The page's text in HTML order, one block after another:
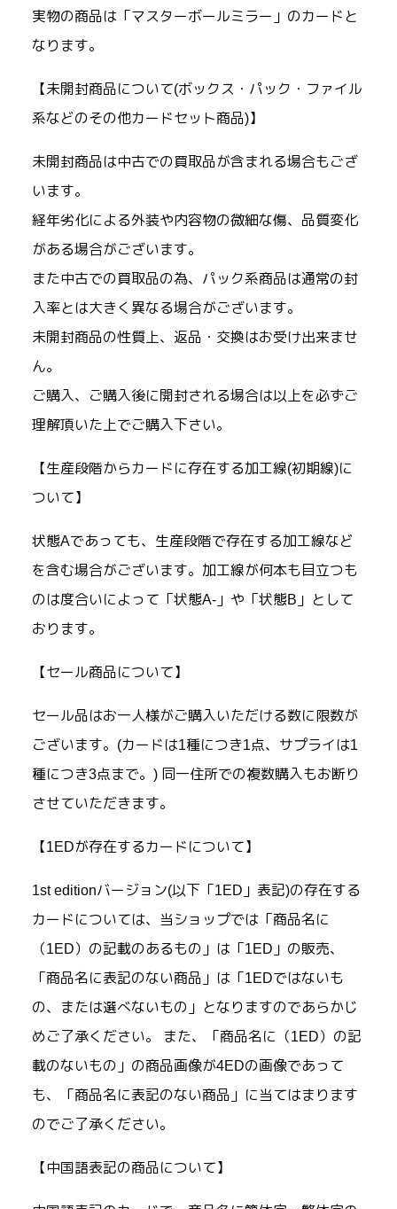
実物の商品は「マスターボールミラー」のカードと
なります。
【未開封商品について(ボックス・パック・ファイル
系などのその他カードセット商品)】
未開封商品は中古での買取品が含まれる場合もござ
います。
経年劣化による外装や内容物の微細な傷、品質変化
がある場合がございます。
また中古での買取品の為、パック系商品は通常の封
入率とは大きく異なる場合がございます。
未開封商品の性質上、返品・交換はお受け出来ませ
ん。
ご購入、ご購入後に開封される場合は以上を必ずご
理解頂いた上でご購入下さい。
【生産段階からカードに存在する加工線(初期線)に
ついて】
状態Aであっても、生産段階で存在する加工線など
を含む場合がございます。加工線が何本も目立つも
のは度合いによって「状態A-」や「状態B」として
おります。
【セール商品について】
セール品はお一人様がご購入いただける数に限数が
ございます。(カードは1種につき1点、サプライは1
種につき3点まで。) 同一住所での複数購入もお断り
させていただきます。
【1EDが存在するカードについて】
1st editionバージョン(以下「1ED」表記)の存在する
カードについては、当ショップでは「商品名に
（1ED）の記載のあるもの」は「1ED」の販売、
「商品名に表記のない商品」は「1EDではないも
の、または選べないもの」となりますのであらかじ
めご了承ください。 また、「商品名に（1ED）の記
載のないもの」の商品画像が4EDの画像であって
も、「商品名に表記のない商品」に当てはまります
のでご了承ください。
【中国語表記の商品について】